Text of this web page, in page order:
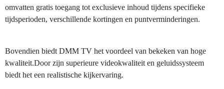
omvatten gratis toegang tot exclusieve inhoud tijdens specifieke
tijdsperioden, verschillende kortingen en puntverminderingen.
Bovendien biedt DMM TV het voordeel van bekeken van hoge
kwaliteit.Door zijn superieure videokwaliteit en geluidssysteem
biedt het een realistische kijkervaring.